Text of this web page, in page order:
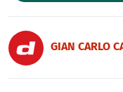
GIAN CARLO